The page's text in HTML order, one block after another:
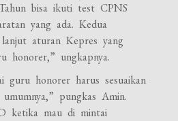
bisa ikuti test CPNS
yang ada. Kedua
aturan Kepres yang
honorer,” ungkapnya.
guru honorer harus sesuaikan
pungkas Amin.
ketika mau di mintai